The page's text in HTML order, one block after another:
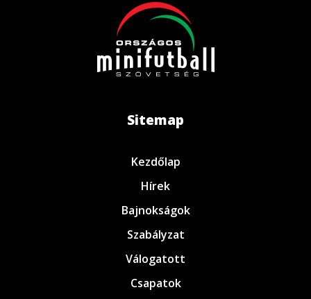
Sitemap
Kezdőlap
Hírek
Bajnokságok
Szabályzat
Válogatott
Csapatok